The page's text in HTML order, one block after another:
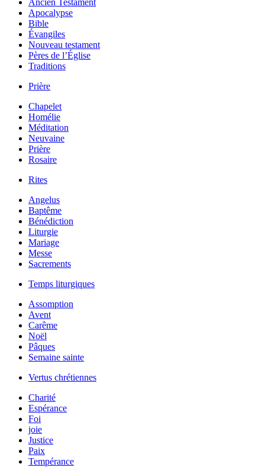
Ancien Testament
Apocalypse
Bible
Évangiles
Nouveau testament
Pères de l’Église
Traditions
Prière
Chapelet
Homélie
Méditation
Neuvaine
Prière
Rosaire
Rites
Angelus
Baptême
Bénédiction
Liturgie
Mariage
Messe
Sacrements
Temps liturgiques
Assomption
Avent
Carême
Noël
Pâques
Semaine sainte
Vertus chrétiennes
Charité
Espérance
Foi
joie
Justice
Paix
Tempérance